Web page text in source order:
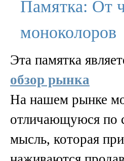
Памятка: От
моноколоров
Эта памятка
обзор рынка
На нашем рынке
отличающуюся по
мысль, которая